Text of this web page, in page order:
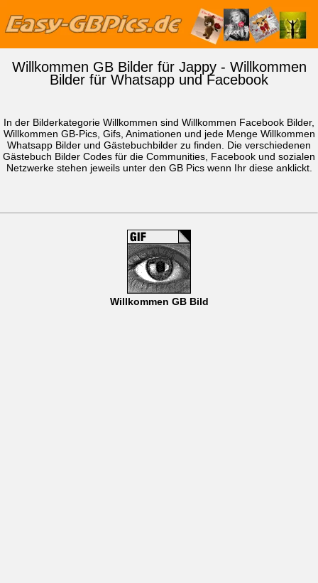
Willkommen GB Bilder für Jappy - Willkommen
Bilder für Whatsapp und Facebook
In der Bilderkategorie Willkommen sind Willkommen Facebook Bilder,
Willkommen GB-Pics, Gifs, Animationen und jede Menge Willkommen
Whatsapp Bilder und Gästebuchbilder zu finden. Die verschiedenen
Gästebuch Bilder Codes für die Communities, Facebook und sozialen
Netzwerke stehen jeweils unter den GB Pics wenn Ihr diese anklickt.
Willkommen GB Bild